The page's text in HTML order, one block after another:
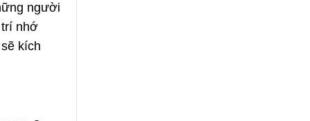
người
trí nhớ
kích